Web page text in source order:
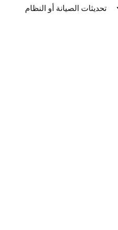
تحديثات الصيانة أو النظام